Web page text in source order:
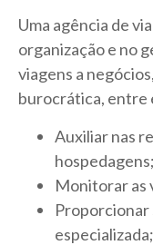
Uma agência de
organização e no
viagens a
burocrática, entre
Auxiliar nas
hospedagens;
Monitorar as
Proporcionar
especializada;